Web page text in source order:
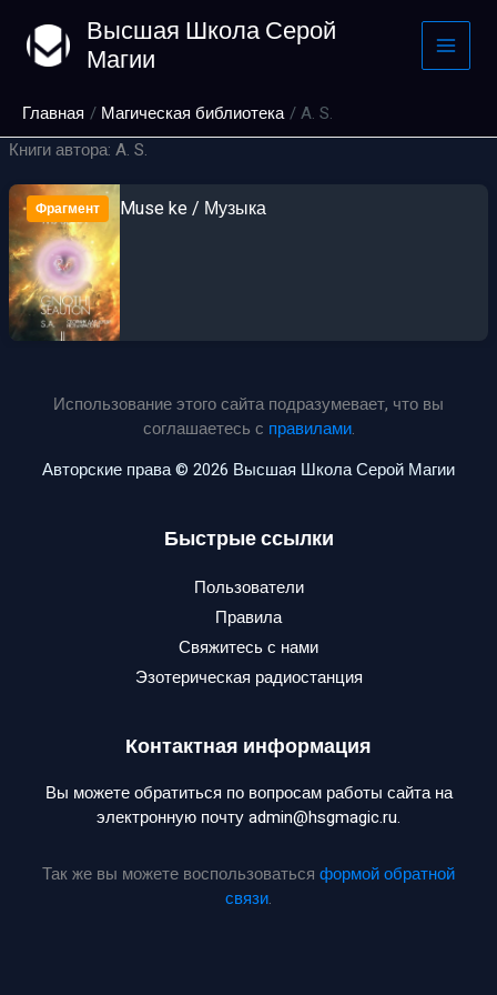
содержимому
Высшая Школа Серой
Магии
Главная Магическая библиотека
A. S.
Книги автора: A. S.
Фрагмент Muse ke / Музыка
Использование этого сайта подразумевает, что вы
соглашаетесь с правилами.
Авторские права © 2026 Высшая Школа Серой Магии
Быстрые ссылки
Пользователи
Правила
Свяжитесь с нами
Эзотерическая радиостанция
Контактная информация
Вы можете обратиться по вопросам работы сайта на
электронную почту admin@hsgmagic.ru.
Так же вы можете воспользоваться формой обратной
связи.